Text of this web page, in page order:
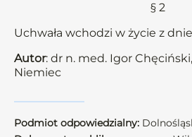
§ 2
Uchwała wchodzi w życie z
Autor: dr n. med. Igor
Niemiec
Podmiot odpowiedzialny: